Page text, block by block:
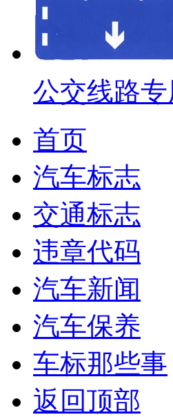
公交线路
首页
汽车标志
交通标志
违章代码
汽车新闻
汽车保养
车标那些事
返回顶部